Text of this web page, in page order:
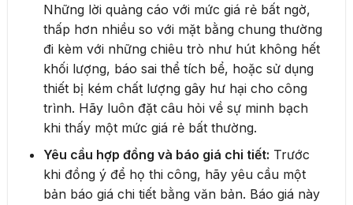
Những lời quảng cáo với mức giá rẻ bất ngờ,
thấp hơn nhiều so với mặt bằng chung thường
đi kèm với những chiêu trò như hút không hết
khối lượng, báo sai thể tích bể, hoặc sử dụng
thiết bị kém chất lượng gây hư hại cho công
trình. Hãy luôn đặt câu hỏi về sự minh bạch
khi thấy một mức giá rẻ bất thường.
Yêu cầu hợp đồng và báo giá chi tiết: Trước
khi đồng ý để họ thi công, hãy yêu cầu một
bản báo giá chi tiết bằng văn bản. Báo giá này